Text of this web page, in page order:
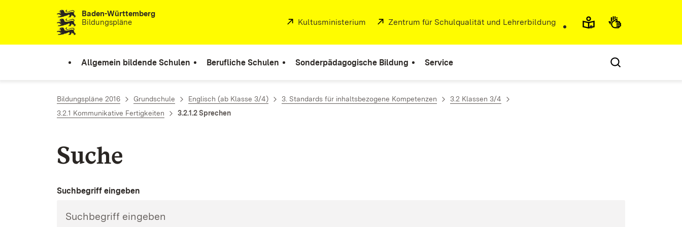
Zum Inhalt springenBaden-Württemberg
Bildungspläne
Extern:
Kultusministerium (Öffnet in neuem Fenster)
Extern:
Zentrum für Schulqualität und Lehrerbildung
Allgemein bildende Schulen Berufliche Schulen Sonderpädagogische Bildung Service
Bildungspläne 2016 Grundschule Englisch (ab Klasse 3/4) 3. Standards für inhaltsbezogene Kompetenzen
3.2 Klassen 3/4
3.2.1 Kommunikative Fertigkeiten
3.2.1.2 Sprechen
Suche
Suchbegriff eingeben